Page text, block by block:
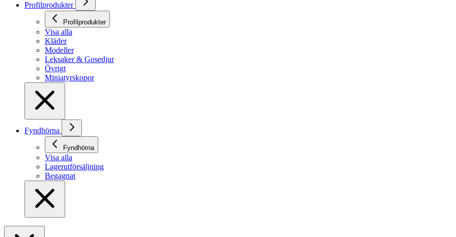
Profilprodukter
Profilprodukter
Visa alla
Kläder
Modeller
Leksaker & Gosedjur
Övrigt
Miniatyrskopor
Fyndhörna
Fyndhörna
Visa alla
Lagerutförsäljning
Begagnat